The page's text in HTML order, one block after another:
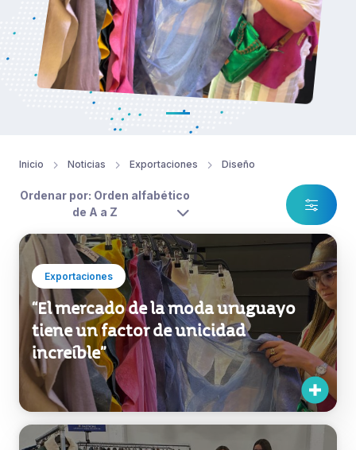
Inicio Noticias Exportaciones Diseño
Ordenar por: Orden alfabético
de A a Z
Exportaciones
“El mercado de la moda uruguayo
tiene un factor de unicidad
increíble”